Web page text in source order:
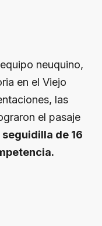
neuquino,
en el Viejo
las
el pasaje
de 16